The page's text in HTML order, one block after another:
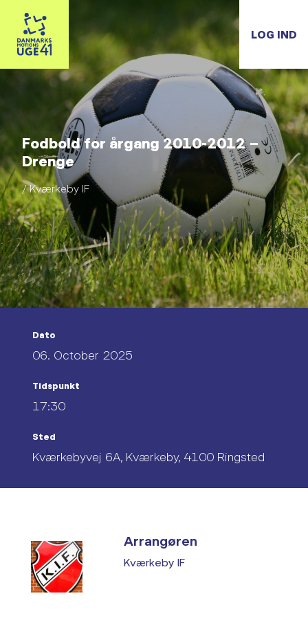
LOG IND
Fodbold for årgang 2010-2012 –
Drenge
/ Kværkeby IF
Dato
06. October 2025
Tidspunkt
17:30
Sted
Kværkebyvej 6A, Kværkeby, 4100 Ringsted
Arrangøren
Kværkeby IF